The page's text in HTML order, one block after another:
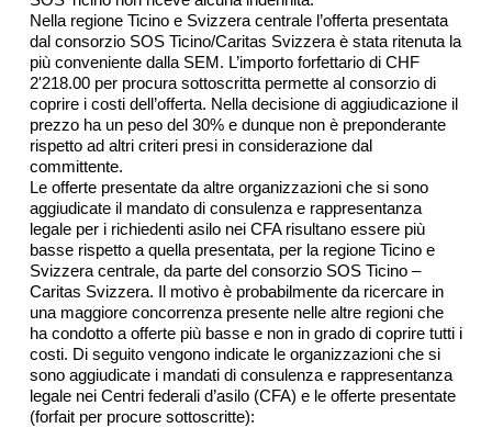
Nella regione Ticino e Svizzera centrale l’offerta presentata
dal consorzio SOS Ticino/Caritas Svizzera è stata ritenuta la
più conveniente dalla SEM. L’importo forfettario di CHF
2'218.00 per procura sottoscritta permette al consorzio di
coprire i costi dell’offerta. Nella decisione di aggiudicazione il
prezzo ha un peso del 30% e dunque non è preponderante
rispetto ad altri criteri presi in considerazione dal
committente.
Le offerte presentate da altre organizzazioni che si sono
aggiudicate il mandato di consulenza e rappresentanza
legale per i richiedenti asilo nei CFA risultano essere più
basse rispetto a quella presentata, per la regione Ticino e
Svizzera centrale, da parte del consorzio SOS Ticino –
Caritas Svizzera. Il motivo è probabilmente da ricercare in
una maggiore concorrenza presente nelle altre regioni che
ha condotto a offerte più basse e non in grado di coprire tutti i
costi. Di seguito vengono indicate le organizzazioni che si
sono aggiudicate i mandati di consulenza e rappresentanza
legale nei Centri federali d’asilo (CFA) e le offerte presentate
(forfait per procure sottoscritte):